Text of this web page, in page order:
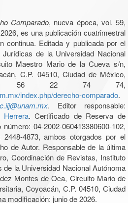
Comparado, nueva época, vol. 59,
es una publicación cuatrimestral
continua. Editada y publicada por el
de la Universidad Nacional
Maestro Mario de la Cueva s/n,
C.P. 04510, Ciudad de México,
56 22 74 74,
index.php/derecho-comparado.
. Editor responsable:
Herrera. Certificado de Reserva de
04-2002-060413380600-102,
4873, ambos otorgados por el
de Autor. Responsable de la última
Coordinación de Revistas, Instituto
la Universidad Nacional Autónoma
Montes de Oca, Circuito Mario de
Coyoacán, C.P. 04510, Ciudad
modificación: junio de 2026.